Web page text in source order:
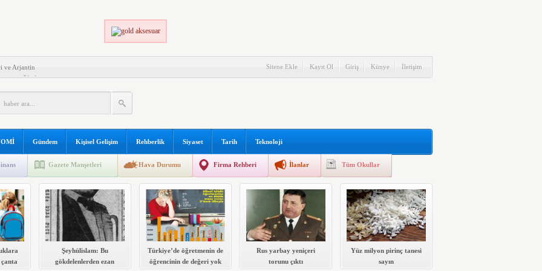
ve Arjantin
ŞEYLER!
OLMANIN KOŞULLARI
ONLARLA BAŞEDEBİLME
GÜÇLÜKLER
İLE İLGİLİ KAYNAK KİTAP LİSTESİ
Sitene Ekle Kayıt Ol Giriş Künye İletişim
Gündem Kişisel Gelişim Rehberlik Siyaset Tarih Teknoloji
Gazete Manşetleri Hava Durumu Firma Rehberi İlanlar Tüm Okullar
Şeyhülislam: Bu
gökdelenlerden ezan
Türkiye’de öğretmenin de
öğrencinin de değeri yok
Rus yarbay yeniçeri
torunu çıktı
Yüz milyon pirinç tanesi
sayın